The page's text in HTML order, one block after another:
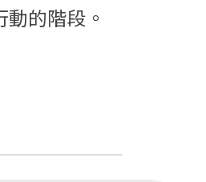
的階段。